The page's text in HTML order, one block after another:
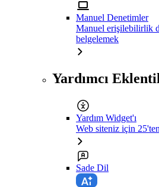
Manuel Denetimler
Manuel erişilebilirlik
belgelemek
Yardımcı
Yardım Widget'ı
Web siteniz için
Sade Dil